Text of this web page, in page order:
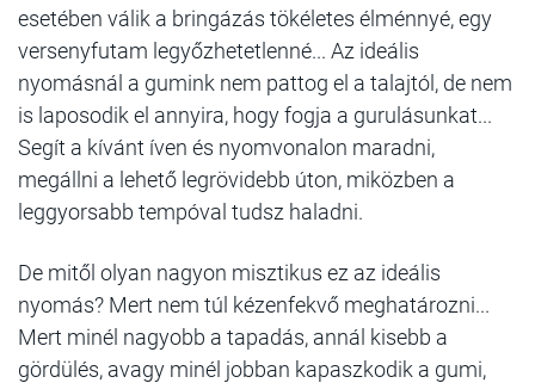
esetében válik a bringázás tökéletes élménnyé, egy
versenyfutam legyőzhetetlenné... Az ideális
nyomásnál a gumink nem pattog el a talajtól, de nem
is laposodik el annyira, hogy fogja a gurulásunkat...
Segít a kívánt íven és nyomvonalon maradni,
megállni a lehető legrövidebb úton, miközben a
leggyorsabb tempóval tudsz haladni.
De mitől olyan nagyon misztikus ez az ideális
nyomás? Mert nem túl kézenfekvő meghatározni...
Mert minél nagyobb a tapadás, annál kisebb a
gördülés, avagy minél jobban kapaszkodik a gumi,